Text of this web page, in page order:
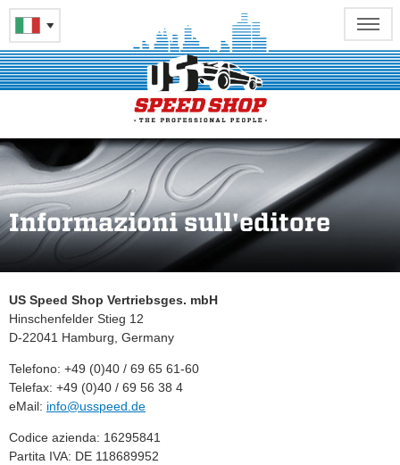
Informazioni sull'editore
US Speed Shop Vertriebsges. mbH
Hinschenfelder Stieg 12
D-22041 Hamburg, Germany
Telefono: +49 (0)40 / 69 65 61-60
Telefax: +49 (0)40 / 69 56 38 4
eMail: info@usspeed.de
Codice azienda: 16295841
Partita IVA: DE 118689952